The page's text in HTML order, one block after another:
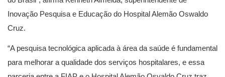
Inovação Pesquisa e Educação do Hospital Alemão Oswaldo
Cruz.
“A pesquisa tecnológica aplicada à área da saúde é fundamental
para melhorar a qualidade dos serviços hospitalares, e essa